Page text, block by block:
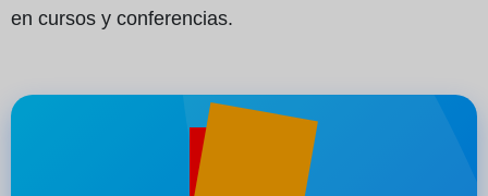
en cursos y conferencias.